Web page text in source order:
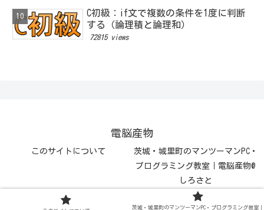
C初級：if文で複数の条件を1度に判断
する（論理積と論理和）
72815 views
電脳産物
このサイトについて
茨城・城里町のマンツーマンPC・
プログラミング教室｜電脳産物@
しろさと
Copyright © 2017-2026 電脳産物 All Rights Reserved.
茨城・城里町のマンツーマンPC・プログラミング教室｜